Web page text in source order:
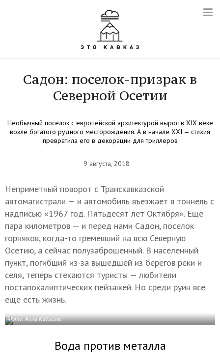
Садон: поселок-призрак в
Северной Осетии
Необычный поселок с европейской архитектурой вырос в XIX веке
возле богатого рудного месторождения. А в начале XXI — стихия
превратила его в декорации для триллеров
9 августа, 2018
Неприметный поворот с Транскавказской
автомагистрали — и автомобиль въезжает в тоннель с
надписью «1967 год. Пятьдесят лет Октября». Еще
пара километров — и перед нами Садон, поселок
горняков, когда-то гремевший на всю Северную
Осетию, а сейчас полузаброшенный. В населенный
пункт, погибший из-за вышедшей из берегов реки и
селя, теперь стекаются туристы — любители
постапокалиптических пейзажей. Но среди руин все
еще есть жизнь.
Фото: Анна Кабисова
Вода против металла